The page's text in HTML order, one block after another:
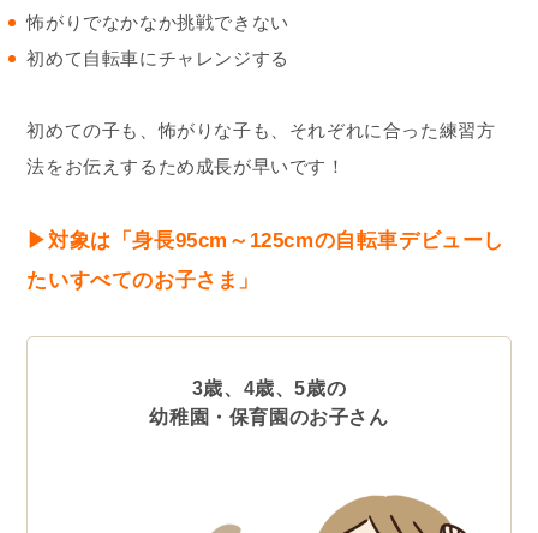
怖がりでなかなか挑戦できない
初めて自転車にチャレンジする
初めての子も、怖がりな子も、それぞれに合った練習方
法をお伝えするため成長が早いです！
▶︎対象は「身長95cm～125cmの自転車デビューし
たいすべてのお子さま」
3歳、4歳、5歳の
幼稚園・保育園のお子さん